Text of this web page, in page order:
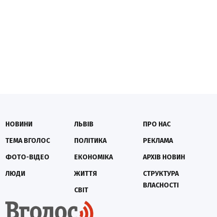
НОВИНИ
ТЕМА ВГОЛОС
ФОТО-ВІДЕО
ЛЮДИ
ЛЬВІВ
ПОЛІТИКА
ЕКОНОМІКА
ЖИТТЯ
СВІТ
ПРО НАС
РЕКЛАМА
АРХІВ НОВИН
СТРУКТУРА
ВЛАСНОСТІ